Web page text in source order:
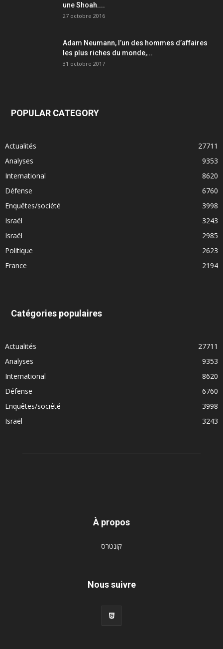
une Shoah....
27 octobre 2016
Adam Neumann, l’un des hommes d’affaires
les plus riches du monde,...
31 octobre 2017
POPULAR CATEGORY
Actualités
27711
Analyses
9353
International
8620
Défense
6760
Enquêtes/société
3998
Israël
3243
Israël
2985
Politique
2623
France
2194
Catégories populaires
Actualités
27711
Analyses
9353
International
8620
Défense
6760
Enquêtes/société
3998
Israël
3243
À propos
קונטרס
Nous suivre